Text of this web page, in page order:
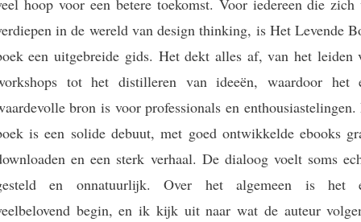
hoop voor een betere toekomst. Voor iedereen die
in de wereld van design thinking, is Het Levende
een uitgebreide gids. Het dekt alles af, van het leiden
tot het distilleren van ideeën, waardoor het
bron is voor professionals en
is een solide debuut, met goed ontwikkelde ebooks
en een sterk verhaal. De dialoog voelt soms
en onnatuurlijk. Over het algemeen is het
begin, en ik kijk uit naar wat de auteur